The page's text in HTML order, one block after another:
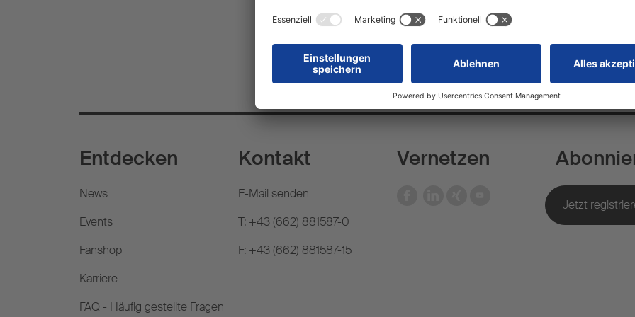
Entdecken
News
Events
Fanshop
Karriere
FAQ - Häufig gestellte Fragen
Kontakt
E-Mail senden
T: +43 (662) 881587-0
F: +43 (662) 881587-15
Vernetzen